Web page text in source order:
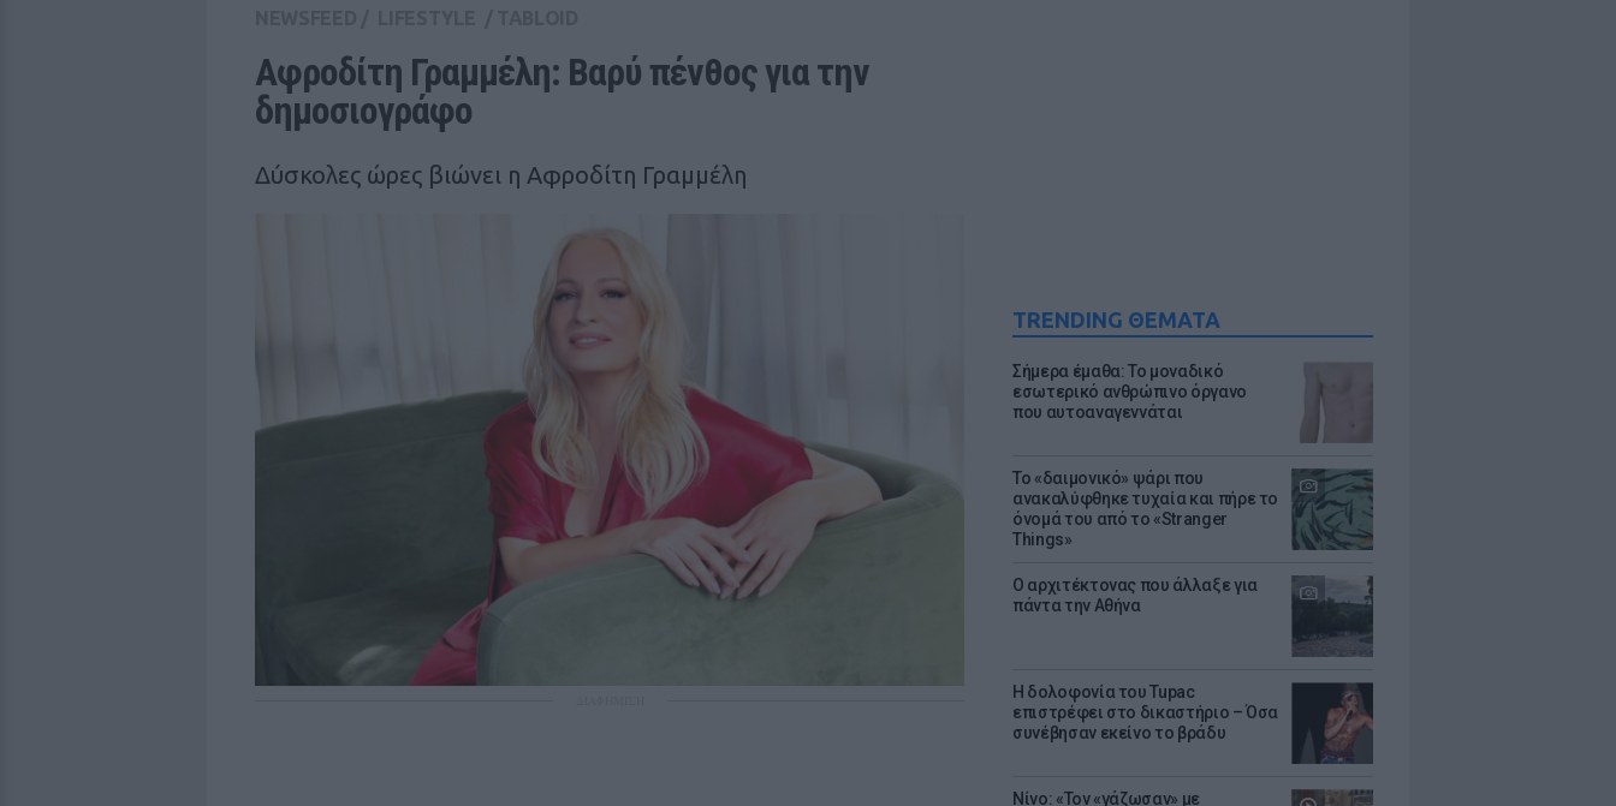
TRENDING ΘΕΜΑΤΑ
Σήμερα έμαθα: Το μοναδικό
εσωτερικό ανθρώπινο όργανο
που αυτοαναγεννάται
Το «δαιμονικό» ψάρι που
ανακαλύφθηκε τυχαία και πήρε το
όνομά του από το «Stranger
Things»
Ο αρχιτέκτονας που άλλαξε για
πάντα την Αθήνα
Η δολοφονία του Tupac
επιστρέφει στο δικαστήριο – Όσα
συνέβησαν εκείνο το βράδυ
Νίνο: «Τον «γάζωσαν» με
Αφροδίτη Γραμμέλη: Βαρύ πένθος για την
δημοσιογράφο
Δύσκολες ώρες βιώνει η Αφροδίτη Γραμμέλη